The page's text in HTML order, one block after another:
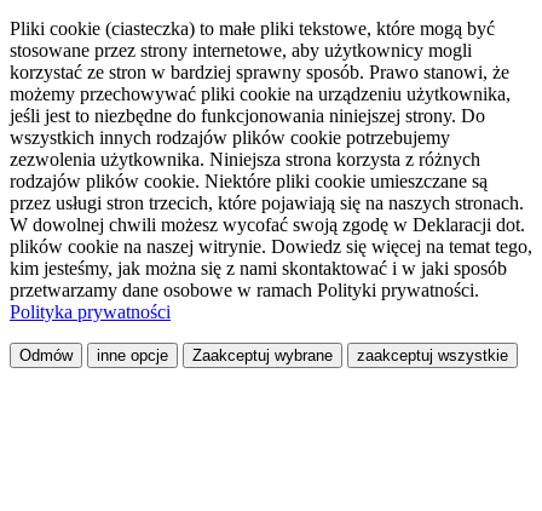
Pliki cookie (ciasteczka) to małe pliki tekstowe, które mogą być
stosowane przez strony internetowe, aby użytkownicy mogli
korzystać ze stron w bardziej sprawny sposób. Prawo stanowi, że
możemy przechowywać pliki cookie na urządzeniu użytkownika,
jeśli jest to niezbędne do funkcjonowania niniejszej strony. Do
wszystkich innych rodzajów plików cookie potrzebujemy
zezwolenia użytkownika. Niniejsza strona korzysta z różnych
rodzajów plików cookie. Niektóre pliki cookie umieszczane są
przez usługi stron trzecich, które pojawiają się na naszych stronach.
W dowolnej chwili możesz wycofać swoją zgodę w Deklaracji dot.
plików cookie na naszej witrynie. Dowiedz się więcej na temat tego,
kim jesteśmy, jak można się z nami skontaktować i w jaki sposób
przetwarzamy dane osobowe w ramach Polityki prywatności.
Polityka prywatności
Odmów inne opcje Zaakceptuj wybrane zaakceptuj wszystkie